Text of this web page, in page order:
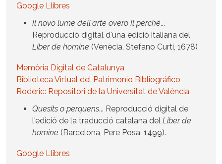
Google Llibres
Il novo lume dell'arte overo Il perché...
Reproducció digital d'una edició italiana del
Liber de homine (Venècia, Stefano Curti, 1678)
Memòria Digital de Catalunya
Biblioteca Virtual del Patrimonio Bibliográfico
Roderic: Repositori de la Universitat de València
Quesits o perquens... Reproducció digital de
l'edició de la traducció catalana delLiber de
homine (Barcelona, Pere Posa, 1499).
Google Llibres